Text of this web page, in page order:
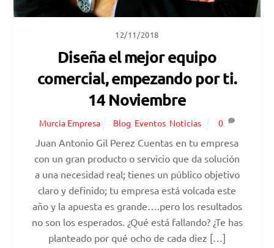
12/11/2018
Diseña el mejor equipo
comercial, empezando por ti.
14 Noviembre
Murcia Empresa Blog Eventos Noticias 0
Juan Antonio Gil Perez Cuentas en tu empresa
con un gran producto o servicio que da solución
a una necesidad real; tienes un público objetivo
claro y definido; tu empresa está volcada este
año y la apuesta es grande….pero los resultados
no son los esperados. ¿Qué está fallando? ¿Te has
planteado por qué ocho de cada diez […]